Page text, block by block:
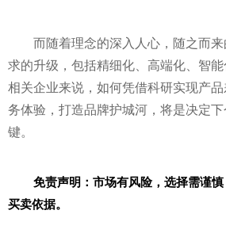
而随着理念的深入人心，随之而
求的升级，包括精细化、高端化、智
相关企业来说，如何凭借科研实现产
务体验，打造品牌护城河，将是决定
键。
免责声明：市场有风险，选择需谨
买卖依据。